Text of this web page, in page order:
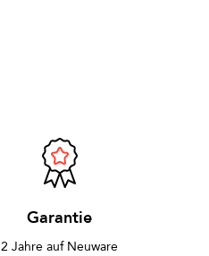
Garantie
2 Jahre auf Neuware